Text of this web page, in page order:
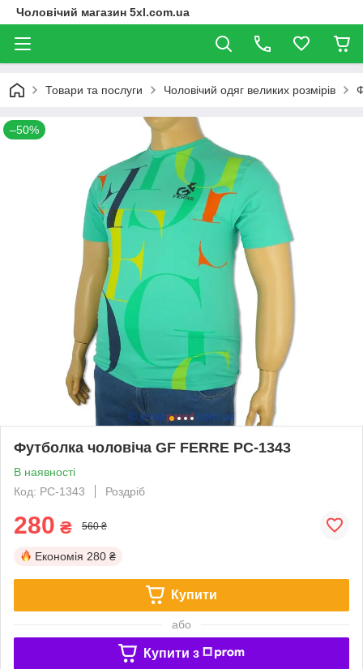
Чоловічий магазин 5xl.com.ua
Товари та послуги Чоловічий одяг великих розмірів
–50%
Футболка чоловіча GF FERRE PC-1343
В наявності
Код: PC-1343
Роздріб
280 ₴ 560 ₴
Економія 280 ₴
Купити
або
Купити з